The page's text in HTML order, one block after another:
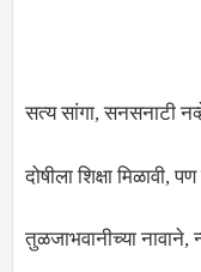
सत्य सांगा, सनसनाटी
दोषीला शिक्षा मिळावी,
तुळजाभवानीच्या नावाने,